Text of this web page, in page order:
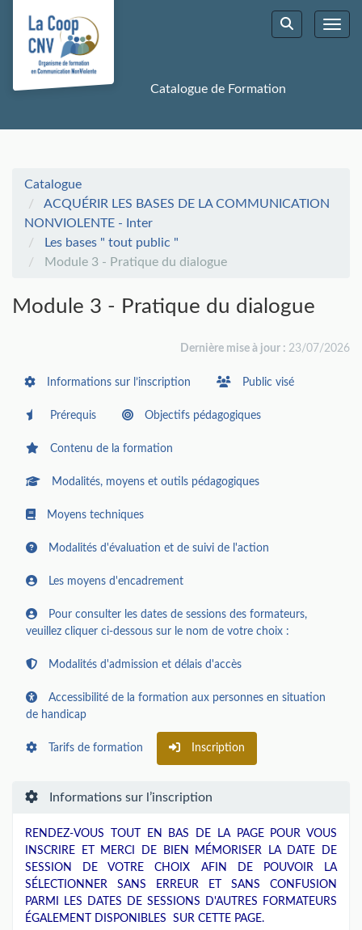
Aller au menu principal
Aller au contenu principal
Personnaliser l'interface
Rechercher
Catalogue de Formation
Catalogue
ACQUÉRIR LES BASES DE LA COMMUNICATION
NONVIOLENTE - Inter
Les bases " tout public "
Module 3 - Pratique du dialogue
Module 3 - Pratique du dialogue
Dernière mise à jour : 23/07/2026
Informations sur l’inscription Public visé
Prérequis Objectifs pédagogiques
Contenu de la formation
Modalités, moyens et outils pédagogiques
Moyens techniques
Modalités d'évaluation et de suivi de l'action
Les moyens d'encadrement
Pour consulter les dates de sessions des formateurs,
veuillez cliquer ci-dessous sur le nom de votre choix :
Modalités d'admission et délais d'accès
Accessibilité de la formation aux personnes en situation
de handicap
Tarifs de formation Inscription
Informations sur l’inscription
RENDEZ-VOUS TOUT EN BAS DE LA PAGE POUR VOUS
INSCRIRE ET MERCI DE BIEN MÉMORISER LA DATE DE
SESSION DE VOTRE CHOIX AFIN DE POUVOIR LA
SÉLECTIONNER SANS ERREUR ET SANS CONFUSION
PARMI LES DATES DE SESSIONS D'AUTRES FORMATEURS
ÉGALEMENT DISPONIBLES SUR CETTE PAGE.